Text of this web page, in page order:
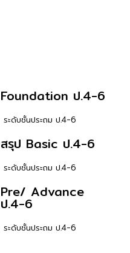
Foundation ป.4-6
ระดับชั้นประถม ป.4-6
สรุป Basic ป.4-6
ระดับชั้นประถม ป.4-6
Pre/ Advance
ป.4-6
ระดับชั้นประถม ป.4-6